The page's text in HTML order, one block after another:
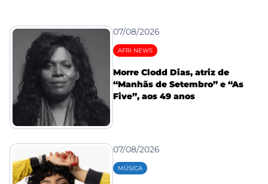
07/08/2026
AFRI NEWS
Morre Clodd Dias, atriz de
“Manhãs de Setembro” e “As
Five”, aos 49 anos
07/08/2026
MÚSICA